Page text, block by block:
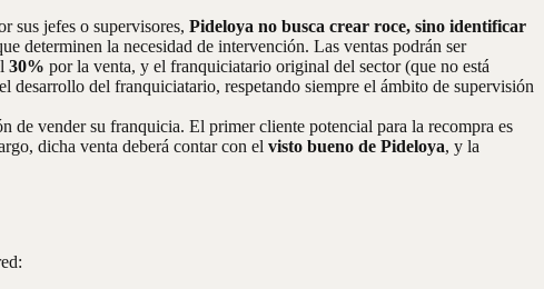
sus jefes o supervisores, Pideloya no busca crear roce, sino identificar
determinen la necesidad de intervención. Las ventas podrán ser
30% por la venta, y el franquiciatario original del sector (que no está
desarrollo del franquiciatario, respetando siempre el ámbito de supervisión
vender su franquicia. El primer cliente potencial para la recompra es
dicha venta deberá contar con el visto bueno de Pideloya, y la